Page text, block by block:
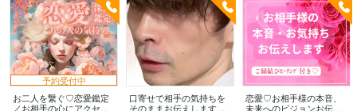
予約受付中
お二人を繋ぐ♡恋愛鑑定
／お相手の心にアクセス
口寄せで相手の気持ちを
そのままお伝えします 現
恋愛♡お相手様の本音、
未来へのビジョンお伝え